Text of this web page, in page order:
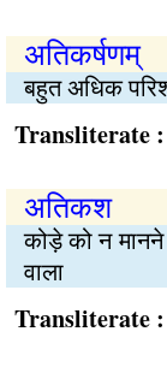
अतिकर्षणम्
बहुत अधिक
:
अतिकश
कोड़े को न
वाला
: